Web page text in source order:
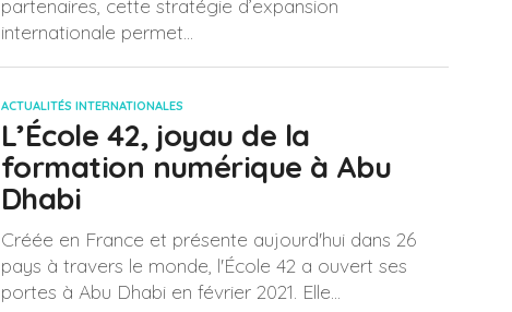
partenaires, cette stratégie d’expansion
internationale permet...
ACTUALITÉS INTERNATIONALES
L’École 42, joyau de la
formation numérique à Abu
Dhabi
Créée en France et présente aujourd'hui dans 26
pays à travers le monde, l'École 42 a ouvert ses
portes à Abu Dhabi en février 2021. Elle...